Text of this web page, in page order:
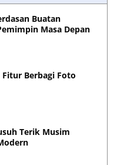
Buatan
Masa Depan
Berbagi Foto
Terik Musim